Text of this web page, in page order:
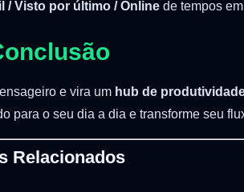
/ Visto por último / Onlinede tempos
e vira um hub de
para o seu dia a dia e transforme seu
Relacionados